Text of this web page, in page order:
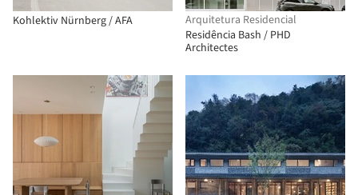
Kohlektiv Nürnberg / AFA
Arquitetura Residencial
Residência Bash / PHD
Architectes